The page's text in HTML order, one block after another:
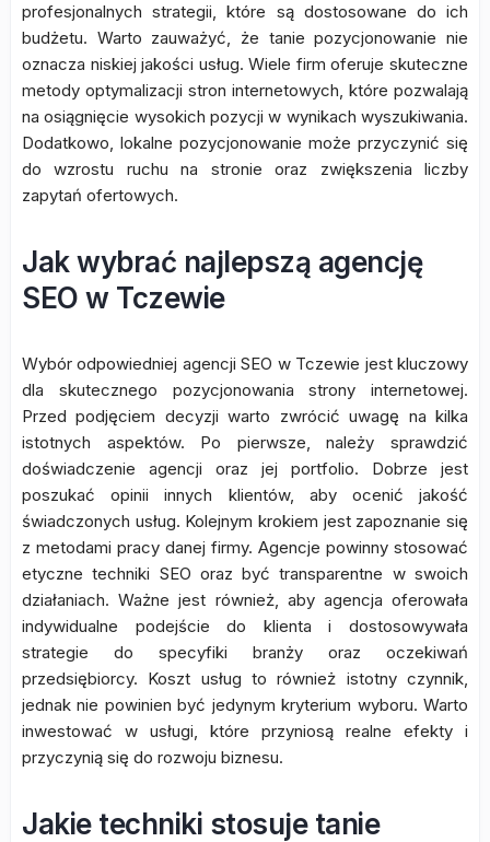
profesjonalnych strategii, które są dostosowane do ich
budżetu. Warto zauważyć, że tanie pozycjonowanie nie
oznacza niskiej jakości usług. Wiele firm oferuje skuteczne
metody optymalizacji stron internetowych, które pozwalają
na osiągnięcie wysokich pozycji w wynikach wyszukiwania.
Dodatkowo, lokalne pozycjonowanie może przyczynić się
do wzrostu ruchu na stronie oraz zwiększenia liczby
zapytań ofertowych.
Jak wybrać najlepszą agencję
SEO w Tczewie
Wybór odpowiedniej agencji SEO w Tczewie jest kluczowy
dla skutecznego pozycjonowania strony internetowej.
Przed podjęciem decyzji warto zwrócić uwagę na kilka
istotnych aspektów. Po pierwsze, należy sprawdzić
doświadczenie agencji oraz jej portfolio. Dobrze jest
poszukać opinii innych klientów, aby ocenić jakość
świadczonych usług. Kolejnym krokiem jest zapoznanie się
z metodami pracy danej firmy. Agencje powinny stosować
etyczne techniki SEO oraz być transparentne w swoich
działaniach. Ważne jest również, aby agencja oferowała
indywidualne podejście do klienta i dostosowywała
strategie do specyfiki branży oraz oczekiwań
przedsiębiorcy. Koszt usług to również istotny czynnik,
jednak nie powinien być jedynym kryterium wyboru. Warto
inwestować w usługi, które przyniosą realne efekty i
przyczynią się do rozwoju biznesu.
Jakie techniki stosuje tanie